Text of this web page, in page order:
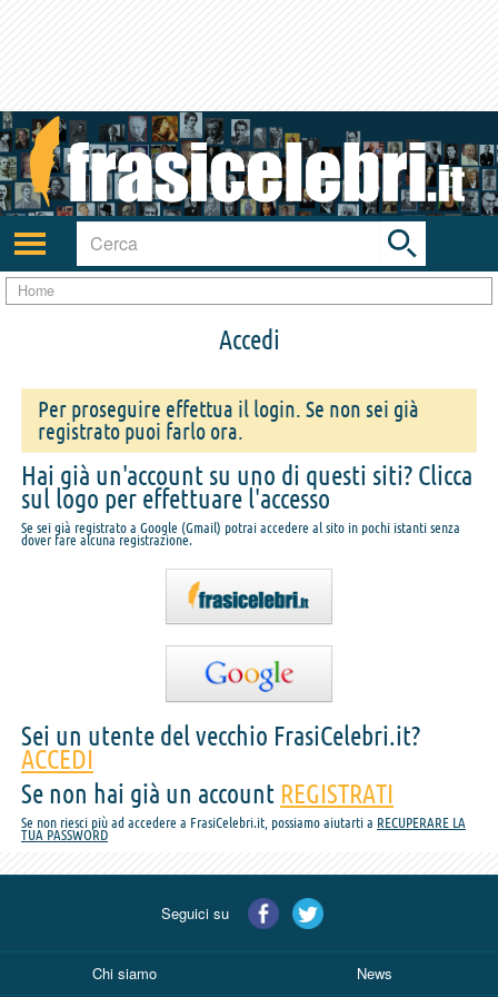
Attiva/disattiva
navigazione
Toggle
search
bar
Home
Accedi
Per proseguire effettua il login. Se non sei già
registrato puoi farlo ora.
Hai già un'account su uno di questi siti? Clicca
sul logo per effettuare l'accesso
Se sei già registrato a Google (Gmail) potrai accedere al sito in pochi istanti senza
dover fare alcuna registrazione.
Sei un utente del vecchio FrasiCelebri.it?
ACCEDI
Se non hai già un account REGISTRATI
Se non riesci più ad accedere a FrasiCelebri.it, possiamo aiutarti a RECUPERARE LA
TUA PASSWORD
Seguici su
Chi siamo News